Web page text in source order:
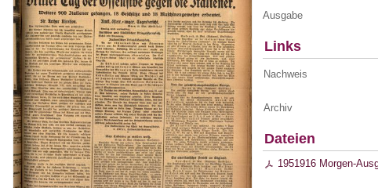
Ausgabe
Links
Nachweis
Archiv
Dateien
1951916 Morgen-